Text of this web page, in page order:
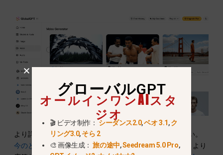
より詳しい背景については、以下を比較してみてください。
今のところ、Sora 2の代わりに何を使えばいいですか
, 、より
グローバルGPT
オールインワンAIスタ
ジオ
🎬 ビデオ制作：シーダンス2.0,ベオ 3.1,ク
リング3.0,そら 2
🎨 画像生成：旅の途中,Seedream 5.0 Pro,